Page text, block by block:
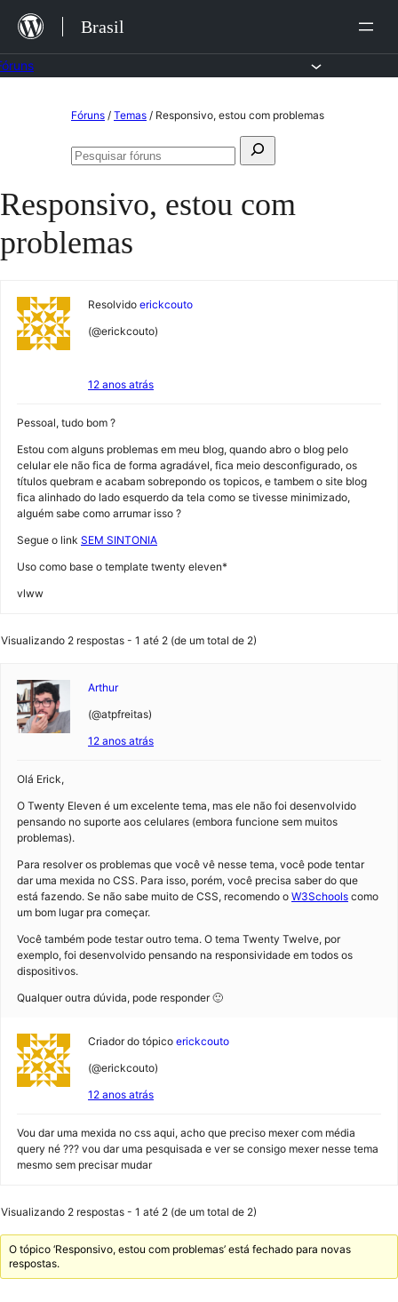
para
o
Brasil
Fóruns / Temas / Responsivo, estou com problemas
Pesquisar
Pesquisar
Responsivo, estou com
problemas
Resolvido erickcouto
(@erickcouto)
12 anos atrás
Pessoal, tudo bom ?
Estou com alguns problemas em meu blog, quando abro o blog pelo
celular ele não fica de forma agradável, fica meio desconfigurado, os
títulos quebram e acabam sobrepondo os topicos, e tambem o site blog
fica alinhado do lado esquerdo da tela como se tivesse minimizado,
alguém sabe como arrumar isso ?
Segue o link SEM SINTONIA
Uso como base o template twenty eleven*
vlww
Visualizando 2 respostas - 1 até 2 (de um total de 2)
Arthur
(@atpfreitas)
12 anos atrás
Olá Erick,
O Twenty Eleven é um excelente tema, mas ele não foi desenvolvido
pensando no suporte aos celulares (embora funcione sem muitos
problemas).
Para resolver os problemas que você vê nesse tema, você pode tentar
dar uma mexida no CSS. Para isso, porém, você precisa saber do que
está fazendo. Se não sabe muito de CSS, recomendo o W3Schools como
um bom lugar pra começar.
Você também pode testar outro tema. O tema Twenty Twelve, por
exemplo, foi desenvolvido pensando na responsividade em todos os
dispositivos.
Qualquer outra dúvida, pode responder 🙂
Criador do tópico erickcouto
(@erickcouto)
12 anos atrás
Vou dar uma mexida no css aqui, acho que preciso mexer com média
query né ??? vou dar uma pesquisada e ver se consigo mexer nesse tema
mesmo sem precisar mudar
Visualizando 2 respostas - 1 até 2 (de um total de 2)
O tópico ‘Responsivo, estou com problemas’ está fechado para novas
respostas.